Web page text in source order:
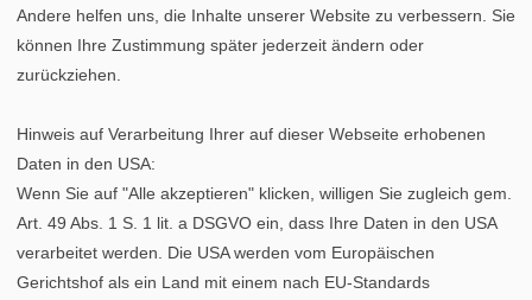
Andere helfen uns, die Inhalte unserer Website zu verbessern. Sie
können Ihre Zustimmung später jederzeit ändern oder
zurückziehen.
Hinweis auf Verarbeitung Ihrer auf dieser Webseite erhobenen
Daten in den USA:
Wenn Sie auf "Alle akzeptieren" klicken, willigen Sie zugleich gem.
Art. 49 Abs. 1 S. 1 lit. a DSGVO ein, dass Ihre Daten in den USA
verarbeitet werden. Die USA werden vom Europäischen
Gerichtshof als ein Land mit einem nach EU-Standards